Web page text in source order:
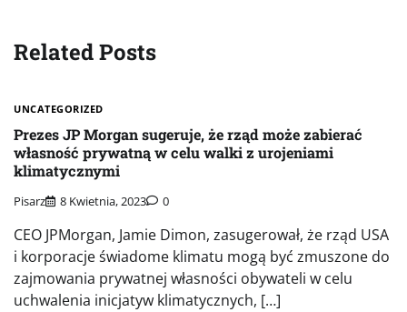
Related Posts
UNCATEGORIZED
Prezes JP Morgan sugeruje, że rząd może zabierać
własność prywatną w celu walki z urojeniami
klimatycznymi
Pisarz 8 Kwietnia, 2023 0
CEO JPMorgan, Jamie Dimon, zasugerował, że rząd USA
i korporacje świadome klimatu mogą być zmuszone do
zajmowania prywatnej własności obywateli w celu
uchwalenia inicjatyw klimatycznych, […]